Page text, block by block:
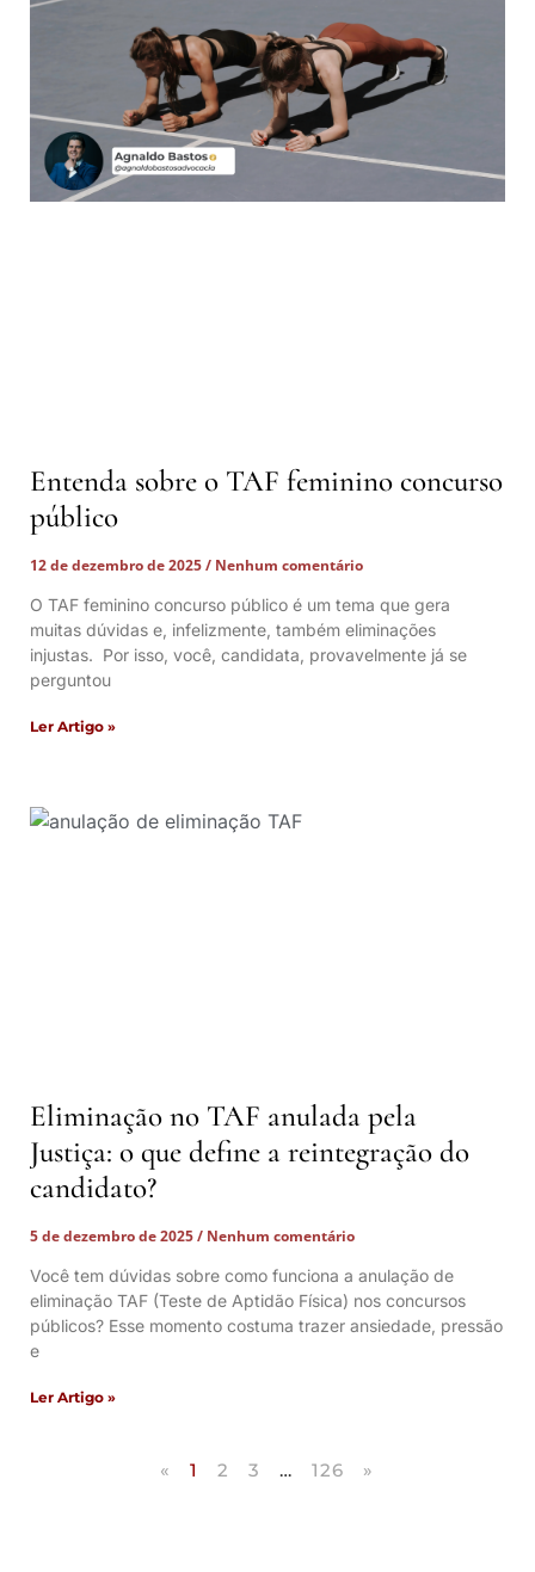
Entenda sobre o TAF feminino concurso
público
12 de dezembro de 2025
Nenhum comentário
O TAF feminino concurso público é um tema que gera
muitas dúvidas e, infelizmente, também eliminações
injustas. Por isso, você, candidata, provavelmente já se
perguntou
Ler Artigo »
Eliminação no TAF anulada pela
Justiça: o que define a reintegração do
candidato?
5 de dezembro de 2025
Nenhum comentário
Você tem dúvidas sobre como funciona a anulação de
eliminação TAF (Teste de Aptidão Física) nos concursos
públicos? Esse momento costuma trazer ansiedade, pressão
e
Ler Artigo »
« 1 2 3 … 126 »